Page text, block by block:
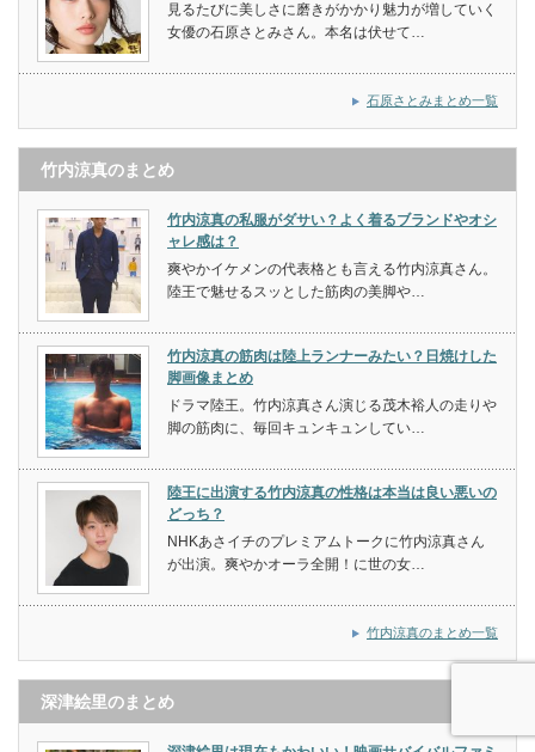
見るたびに美しさに磨きがかかり魅力が増していく
女優の石原さとみさん。本名は伏せて…
石原さとみまとめ一覧
竹内涼真のまとめ
竹内涼真の私服がダサい？よく着るブランドやオシ
ャレ感は？
爽やかイケメンの代表格とも言える竹内涼真さん。
陸王で魅せるスッとした筋肉の美脚や…
竹内涼真の筋肉は陸上ランナーみたい？日焼けした
脚画像まとめ
ドラマ陸王。竹内涼真さん演じる茂木裕人の走りや
脚の筋肉に、毎回キュンキュンしてい…
陸王に出演する竹内涼真の性格は本当は良い悪いの
どっち？
NHKあさイチのプレミアムトークに竹内涼真さん
が出演。爽やかオーラ全開！に世の女…
竹内涼真のまとめ一覧
深津絵里のまとめ